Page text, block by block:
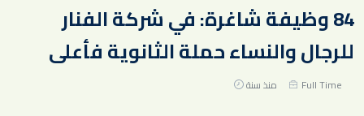
84 وظيفة شاغرة: في شركة الفنار
للرجال والنساء حملة الثانوية فأعلى
Full Time منذ سنة